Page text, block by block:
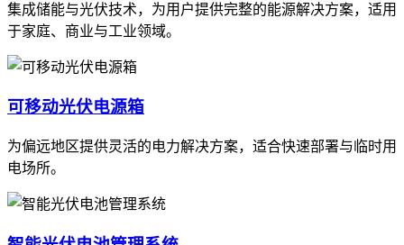
集成储能与光伏技术，为用户提供完整的能源解决方案，适用
于家庭、商业与工业领域。
可移动光伏电源箱
为偏远地区提供灵活的电力解决方案，适合快速部署与临时用
电场所。